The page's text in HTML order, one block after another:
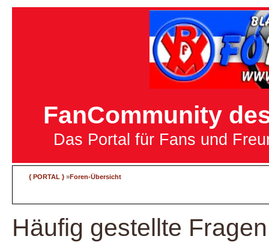
FanCommunity
Das Portal für Fans und
{ PORTAL }»Foren-Übersicht
Häufig gestellte Fragen